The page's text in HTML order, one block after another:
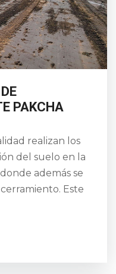
PAKCHA
realizan los
del suelo en la
además se
Este